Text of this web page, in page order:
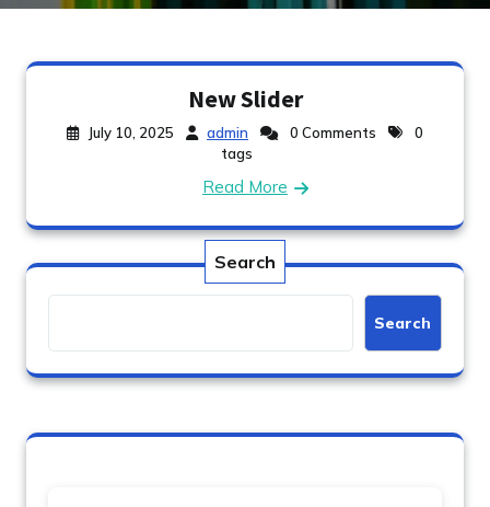
New Slider
July 10, 2025 admin 0 Comments
0
tags
Read More
Search
Search